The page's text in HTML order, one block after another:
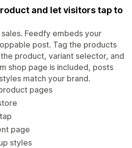
and let visitors tap to
Feedfy embeds your
post. Tag the products
product, variant selector, and
shop page is included, posts
match your brand.
pages
page
styles